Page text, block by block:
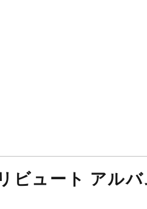
ビュート アル